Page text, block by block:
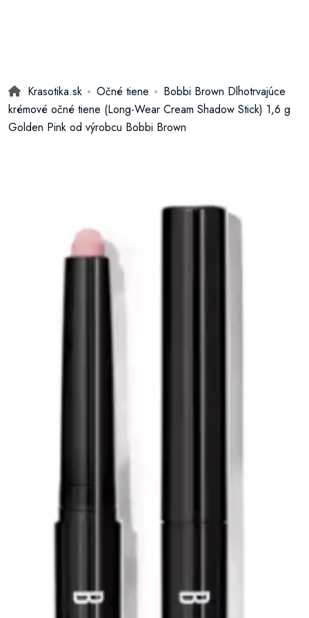
Krasotika.sk Očné tiene
Bobbi Brown Dlhotrvajúce
krémové očné tiene (Long-Wear Cream Shadow Stick) 1,6 g
Golden Pink od výrobcu Bobbi Brown